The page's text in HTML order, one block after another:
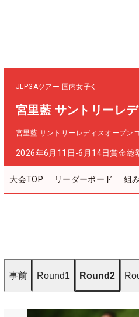
JLPGAツアー 国内女子
宮里藍 サントリーレ
宮里藍 サントリーレディスオープン
2026年6月11日-6月14日賞金総
大会TOP リーダーボード 組
事前 Round1 Round2